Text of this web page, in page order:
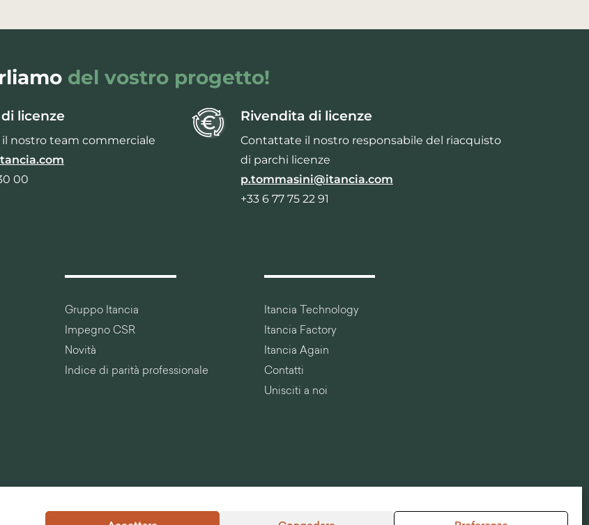
del vostro progetto!
licenze
nostro team commerciale
00
Rivendita di licenze
Contattate il nostro responsabile del riacquisto
di parchi licenze
p.tommasini@itancia.com
+33 6 77 75 22 91
Gruppo Itancia
Impegno CSR
Novità
Indice di parità professionale
Itancia Technology
Itancia Factory
Itancia Again
Contatti
Unisciti a noi